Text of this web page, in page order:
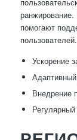
ранжирование.
помогают
пользователей.
Ускорение
Внедрение